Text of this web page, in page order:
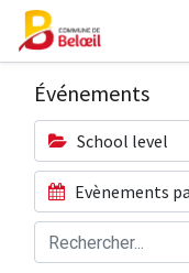
Événements
School level
Evènements